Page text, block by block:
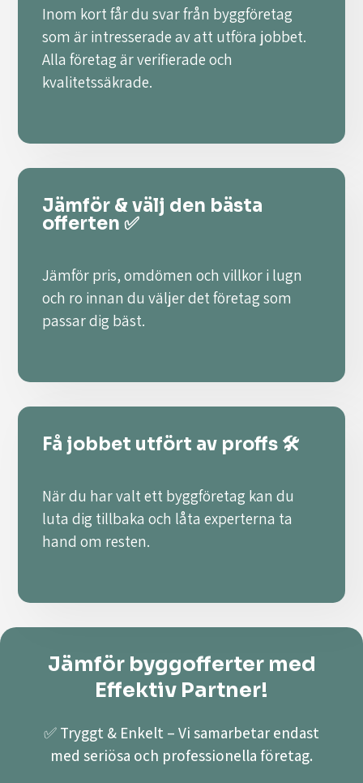
Inom kort får du svar från byggföretag
som är intresserade av att utföra jobbet.
Alla företag är verifierade och
kvalitetssäkrade.
Jämför & välj den bästa
offerten ✅
Jämför pris, omdömen och villkor i lugn
och ro innan du väljer det företag som
passar dig bäst.
Få jobbet utfört av proffs 🛠️
När du har valt ett byggföretag kan du
luta dig tillbaka och låta experterna ta
hand om resten.
Jämför byggofferter med
Effektiv Partner!
✅ Tryggt & Enkelt – Vi samarbetar endast
med seriösa och professionella företag.